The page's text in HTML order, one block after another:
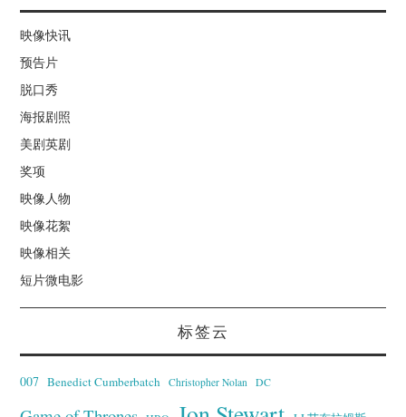
映像快讯
预告片
脱口秀
海报剧照
美剧英剧
奖项
映像人物
映像花絮
映像相关
短片微电影
标签云
007 Benedict Cumberbatch Christopher Nolan DC